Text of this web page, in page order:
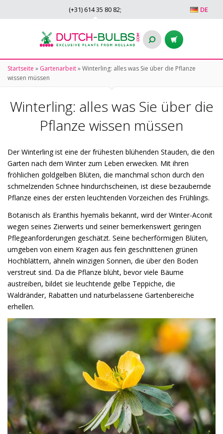
DE
(+31) 614 35 80 82;
Startseite » Gartenarbeit»Winterling: alles was Sie über die Pflanze
wissen müssen
Winterling: alles was Sie über die
Pflanze wissen müssen
Der Winterling ist eine der frühesten blühenden Stauden, die den
Garten nach dem Winter zum Leben erwecken. Mit ihren
fröhlichen goldgelben Blüten, die manchmal schon durch den
schmelzenden Schnee hindurchscheinen, ist diese bezaubernde
Pflanze eines der ersten leuchtenden Vorzeichen des Frühlings.
Botanisch als Eranthis hyemalis bekannt, wird der Winter-Aconit
wegen seines Zierwerts und seiner bemerkenswert geringen
Pflegeanforderungen geschätzt. Seine becherförmigen Blüten,
umgeben von einem Kragen aus fein geschnittenen grünen
Hochblättern, ähneln winzigen Sonnen, die über den Boden
verstreut sind. Da die Pflanze blüht, bevor viele Bäume
austreiben, bildet sie leuchtende gelbe Teppiche, die
Waldränder, Rabatten und naturbelassene Gartenbereiche
erhellen.